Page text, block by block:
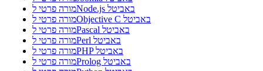
מורה פרטי לNode.js באביטל
מורה פרטי לObjective C באביטל
מורה פרטי לPascal באביטל
מורה פרטי לPerl באביטל
מורה פרטי לPHP באביטל
מורה פרטי לProlog באביטל